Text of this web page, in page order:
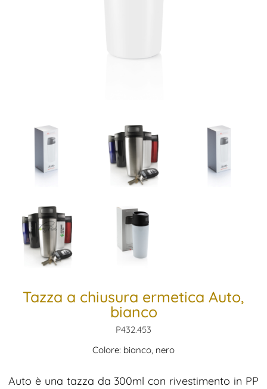
Tazza a chiusura ermetica Auto,
bianco
P432.453
Colore: bianco, nero
Auto è una tazza da 300ml con rivestimento in PP